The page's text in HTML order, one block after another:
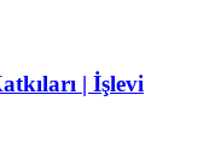
| İşlevi